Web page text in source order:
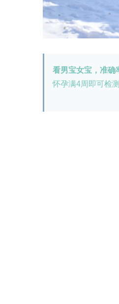
看男宝女宝，准确
怀孕满4周即可检